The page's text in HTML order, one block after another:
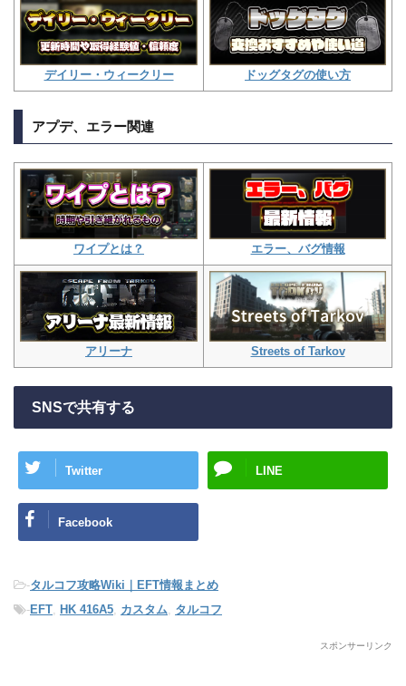
デイリー・ウィークリー ドッグタグの使い方
アプデ、エラー関連
ワイプとは？ エラー、バグ情報
アリーナ Streets of Tarkov
SNSで共有する
Twitter LINE
Facebook
-タルコフ攻略Wiki｜EFT情報まとめ
-EFT, HK 416A5, カスタム, タルコフ
スポンサーリンク